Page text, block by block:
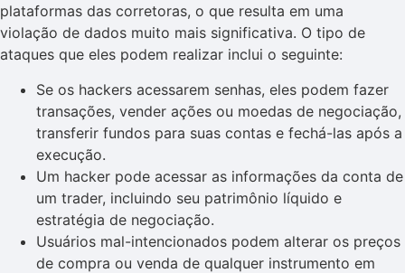
plataformas das corretoras, o que resulta em uma
violação de dados muito mais significativa. O tipo de
ataques que eles podem realizar inclui o seguinte:
Se os hackers acessarem senhas, eles podem fazer
transações, vender ações ou moedas de negociação,
transferir fundos para suas contas e fechá-las após a
execução.
Um hacker pode acessar as informações da conta de
um trader, incluindo seu patrimônio líquido e
estratégia de negociação.
Usuários mal-intencionados podem alterar os preços
de compra ou venda de qualquer instrumento em